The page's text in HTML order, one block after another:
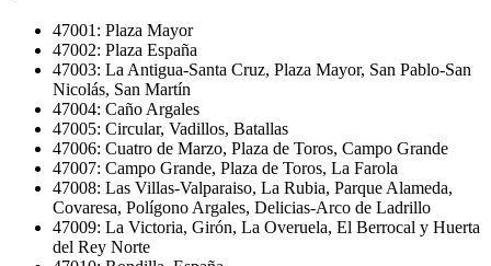
47001: Plaza Mayor
47002: Plaza España
47003: La Antigua-Santa Cruz, Plaza Mayor, San Pablo-San
Nicolás, San Martín
47004: Caño Argales
47005: Circular, Vadillos, Batallas
47006: Cuatro de Marzo, Plaza de Toros, Campo Grande
47007: Campo Grande, Plaza de Toros, La Farola
47008: Las Villas-Valparaiso, La Rubia, Parque Alameda,
Covaresa, Polígono Argales, Delicias-Arco de Ladrillo
47009: La Victoria, Girón, La Overuela, El Berrocal y Huerta
del Rey Norte